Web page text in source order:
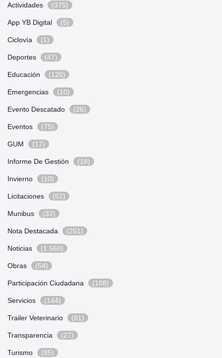
Actividades (375)
App YB Digital (5)
Ciclovía (1)
Deportes (47)
Educación (120)
Emergencias (10)
Evento Descatado (26)
Eventos (75)
GUM (17)
Informe De Gestión (18)
Invierno (10)
Licitaciones (52)
Munibus (32)
Nota Destacada (251)
Noticias (1.560)
Obras (54)
Participación Ciudadana (108)
Servicios (144)
Trailer Veterinario (81)
Transparencia (27)
Turismo (85)